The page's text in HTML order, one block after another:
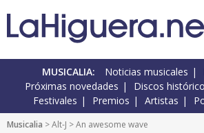
MUSICALIA: Noticias musicales
Próximas novedades
Discos
Festivales
Premios Artistas
Musicalia >Alt-J > An awesome wave